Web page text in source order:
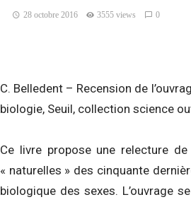
28 octobre 2016 3555 views 0
C. Belledent – Recension de
biologie, Seuil, collection science
Ce livre propose une relecture
« naturelles » des cinquante
biologique des sexes. L’ouvrage